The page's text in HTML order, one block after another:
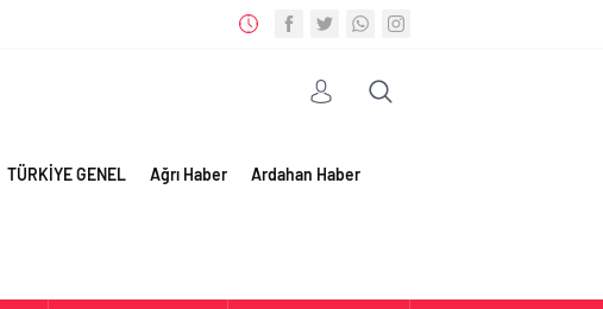
TÜRKİYE GENEL Ağrı Haber Ardahan Haber